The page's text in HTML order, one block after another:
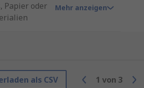
Papier oder
Mehr anzeigen
als CSV 1 von 3